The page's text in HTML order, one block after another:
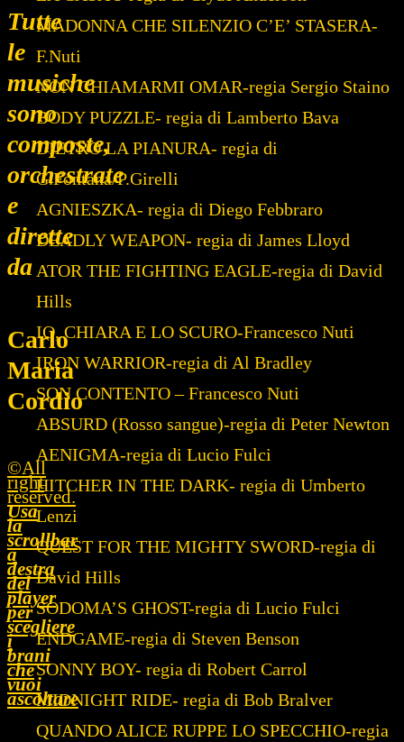
Tutte
le
musiche
sono
composte,
orchestrate
e
dirette
da
Carlo
Maria
Cordio
©All
right
reserved.
Usa
la
scrollbar
a
destra
del
player
per
scegliere
i
brani
che
vuoi
ascoltare
MADONNA CHE SILENZIO C’E’ STASERA-
F.Nuti
NON CHIAMARMI OMAR-regia Sergio Staino
BODY PUZZLE- regia di Lamberto Bava
DIETRO LA PIANURA- regia di
G.Fontana/P.Girelli
AGNIESZKA- regia di Diego Febbraro
DEADLY WEAPON- regia di James Lloyd
ATOR THE FIGHTING EAGLE-regia di David
Hills
IO, CHIARA E LO SCURO-Francesco Nuti
IRON WARRIOR-regia di Al Bradley
SON CONTENTO – Francesco Nuti
ABSURD (Rosso sangue)-regia di Peter Newton
AENIGMA-regia di Lucio Fulci
HITCHER IN THE DARK- regia di Umberto
Lenzi
QUEST FOR THE MIGHTY SWORD-regia di
David Hills
SODOMA’S GHOST-regia di Lucio Fulci
ENDGAME-regia di Steven Benson
SONNY BOY- regia di Robert Carrol
MIDNIGHT RIDE- regia di Bob Bralver
QUANDO ALICE RUPPE LO SPECCHIO-regia